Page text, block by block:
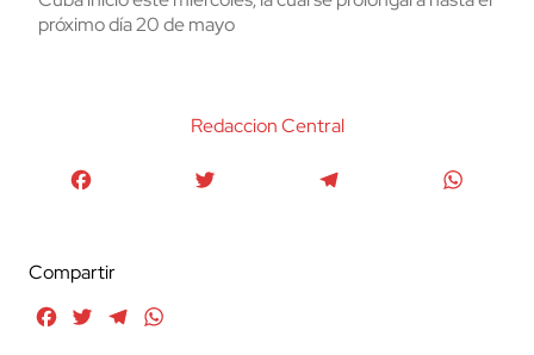
próximo día 20 de mayo
Redaccion Central
Compartir
FacebookTwitterTelegram